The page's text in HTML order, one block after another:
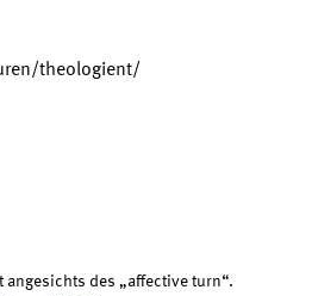
theologient/
des „affective turn“.